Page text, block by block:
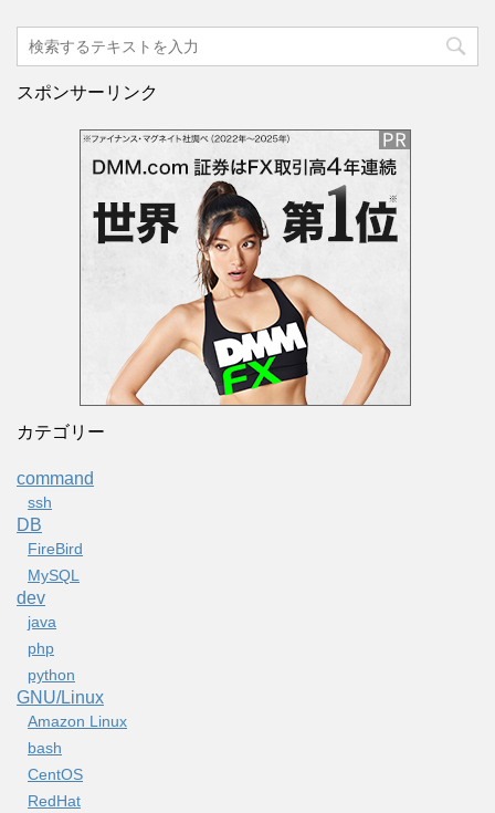
スポンサーリンク
カテゴリー
command
ssh
DB
FireBird
MySQL
dev
java
php
python
GNU/Linux
Amazon Linux
bash
CentOS
RedHat